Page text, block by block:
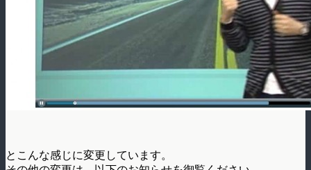
とこんな感じに変更しています。